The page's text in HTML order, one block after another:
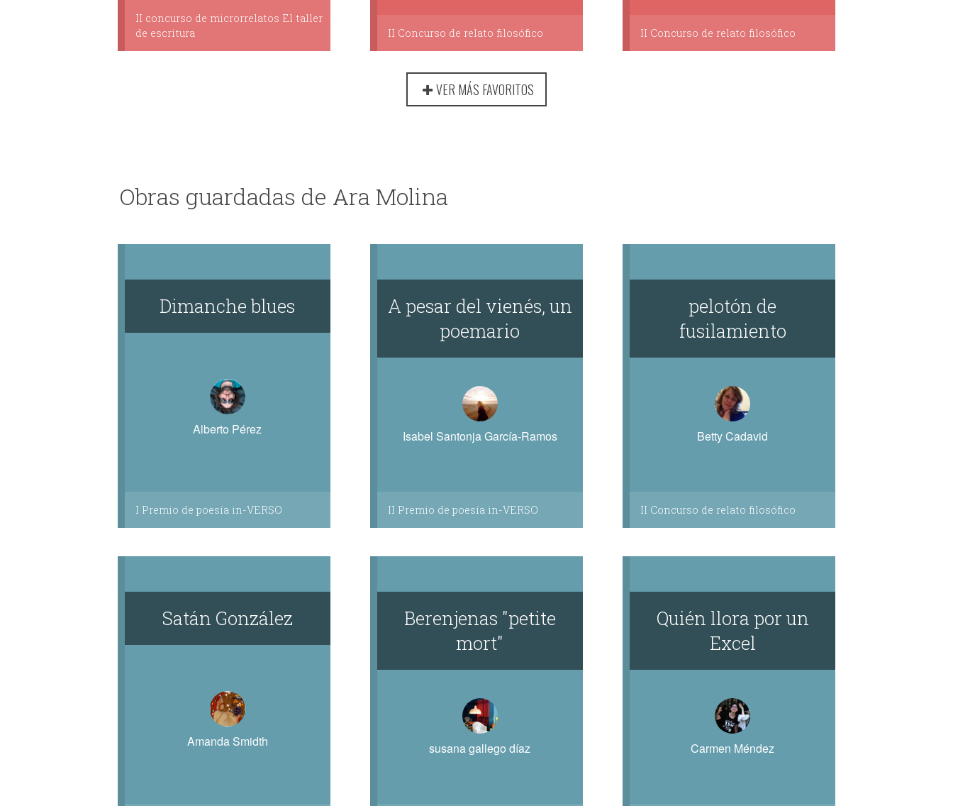
II concurso de microrrelatos El taller
de escritura
II Concurso de relato filosófico II Concurso de relato filosófico
VER MÁS FAVORITOS
Obras guardadas de Ara Molina
Dimanche blues
Alberto Pérez
I Premio de poesía in-VERSO
A pesar del vienés, un
poemario
Isabel Santonja García-Ramos
II Premio de poesía in-VERSO
pelotón de
fusilamiento
Betty Cadavid
II Concurso de relato filosófico
Satán González
Amanda Smidth
Berenjenas "petite
mort"
susana gallego díaz
Quién llora por un
Excel
Carmen Méndez